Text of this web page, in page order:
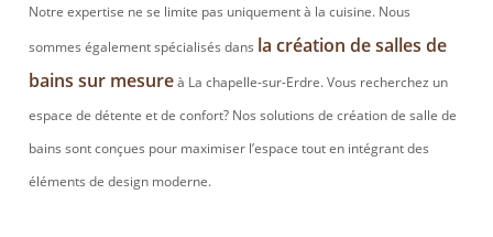
Notre expertise ne se limite pas uniquement à la cuisine. Nous
sommes également spécialisés dans la création de salles de
bains sur mesureà La chapelle-sur-Erdre. Vous recherchez un
espace de détente et de confort? Nos solutions de création de salle de
bains sont conçues pour maximiser l’espace tout en intégrant des
éléments de design moderne.